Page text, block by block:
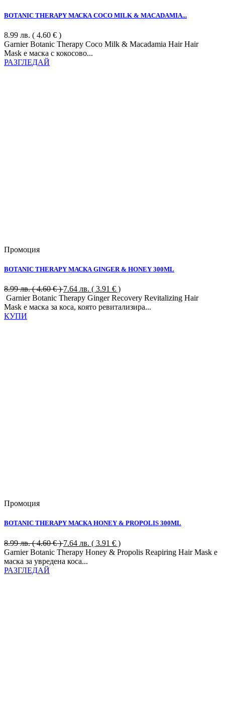
BOTANIC THERAPY МАСКА COCO MILK & MACADAMIA...
8.99 лв. ( 4.60 € )
Garnier Botanic Therapy Coco Milk & Macadamia Hair Hair
Mask е маска с кокосово...
РАЗГЛЕДАЙ
Промоция
BOTANIC THERAPY МАСКА GINGER & HONEY 300ML
8.99лв. ( 4.60 € ) 7.64 лв. ( 3.91 € )
Garnier Botanic Therapy Ginger Recovery Revitalizing Hair
Mask е маска за коса, която ревитализира...
КУПИ
Промоция
BOTANIC THERAPY МАСКА HONEY & PROPOLIS 300ML
8.99лв. ( 4.60 € ) 7.64 лв. ( 3.91 € )
Garnier Botanic Therapy Honey & Propolis Reapiring Hair Mask е
маска за увредена коса...
РАЗГЛЕДАЙ